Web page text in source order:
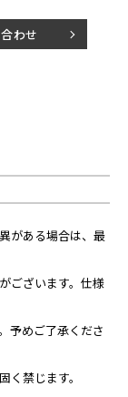
わせ
がある場合は、最
ございます。仕様
予めご了承くださ
禁じます。